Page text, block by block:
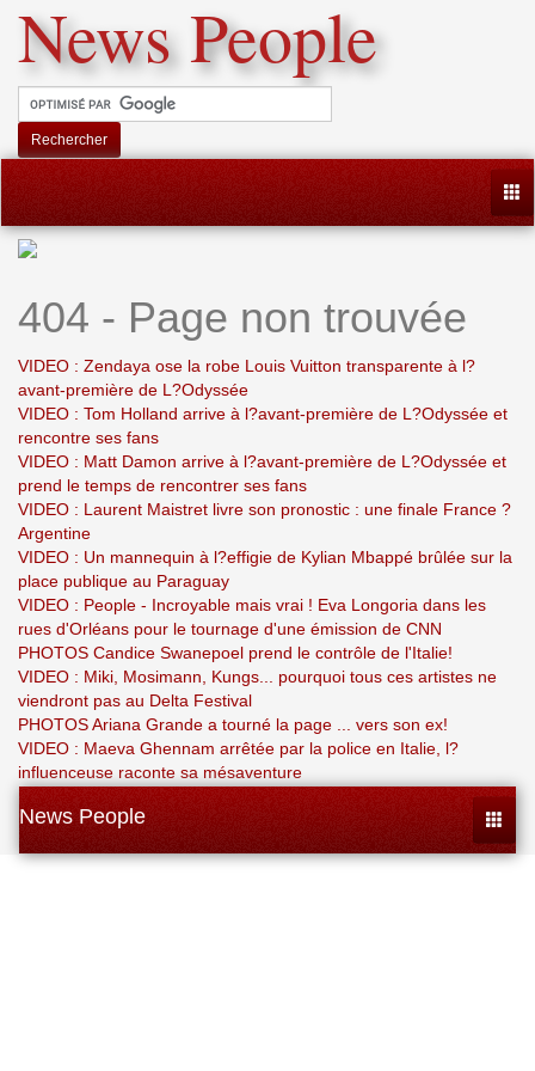
News People
Rechercher
404 - Page non trouvée
VIDEO : Zendaya ose la robe Louis Vuitton transparente à l?
avant-première de L?Odyssée
VIDEO : Tom Holland arrive à l?avant-première de L?Odyssée et
rencontre ses fans
VIDEO : Matt Damon arrive à l?avant-première de L?Odyssée et
prend le temps de rencontrer ses fans
VIDEO : Laurent Maistret livre son pronostic : une finale France ?
Argentine
VIDEO : Un mannequin à l?effigie de Kylian Mbappé brûlée sur la
place publique au Paraguay
VIDEO : People - Incroyable mais vrai ! Eva Longoria dans les
rues d'Orléans pour le tournage d'une émission de CNN
PHOTOS Candice Swanepoel prend le contrôle de l'Italie!
VIDEO : Miki, Mosimann, Kungs... pourquoi tous ces artistes ne
viendront pas au Delta Festival
PHOTOS Ariana Grande a tourné la page ... vers son ex!
VIDEO : Maeva Ghennam arrêtée par la police en Italie, l?
influenceuse raconte sa mésaventure
News People